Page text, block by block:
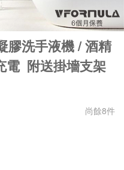
膠洗手液機 / 酒精
電 附送掛墻支架
尚餘8件